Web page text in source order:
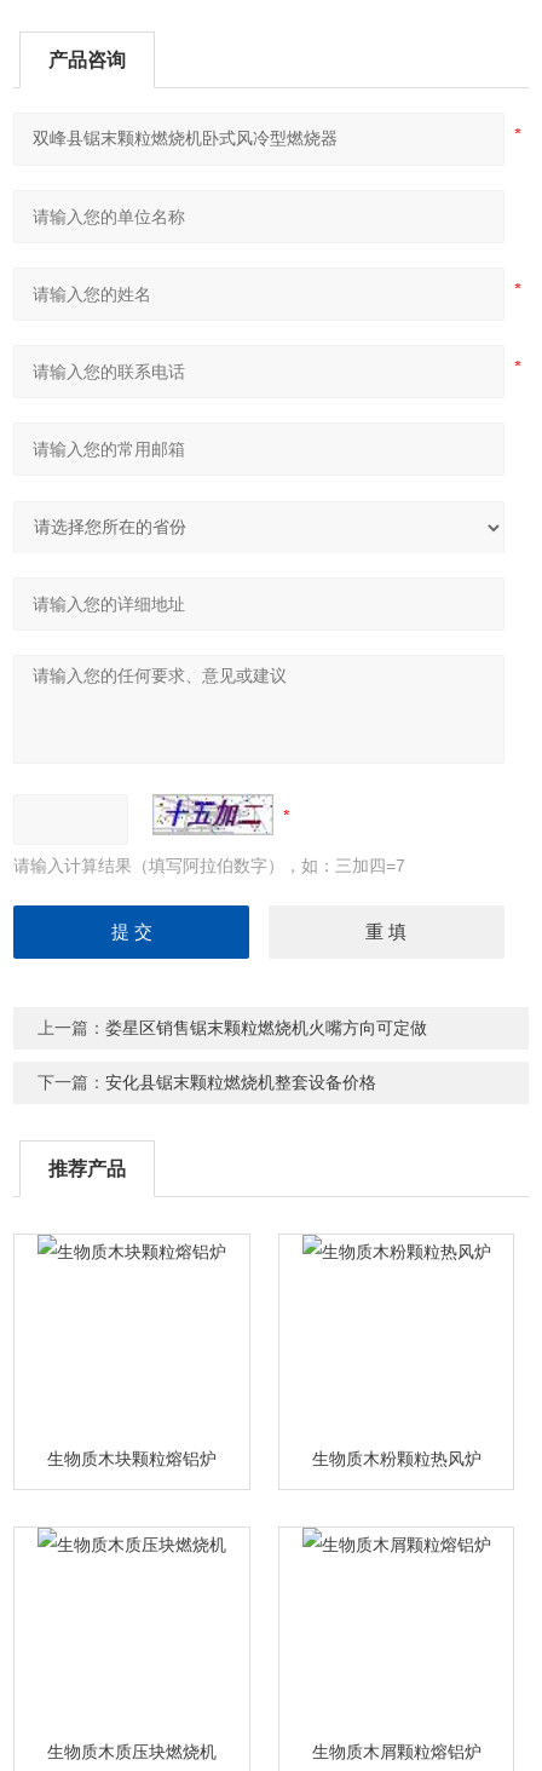
产品咨询
请输入计算结果（填写阿拉伯数字），如：三加四=7
上一篇：娄星区销售锯末颗粒燃烧机火嘴方向可定做
下一篇：安化县锯末颗粒燃烧机整套设备价格
推荐产品
生物质木块颗粒熔铝炉 生物质木粉颗粒热风炉
生物质木质压块燃烧机 生物质木屑颗粒熔铝炉